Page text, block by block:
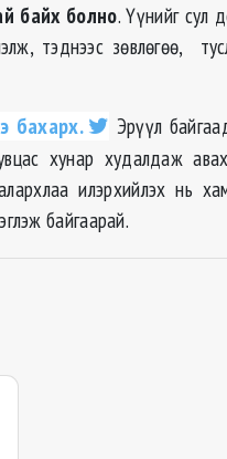
байх болно. Үүнийг сул
тэднээс зөвлөгөө,
бахарх.
Эрүүл
хунар худалдаж
илэрхийлэх нь
байгаарай.